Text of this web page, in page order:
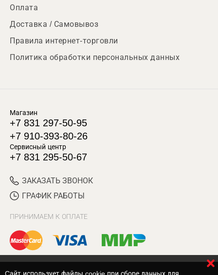
Оплата
Доставка / Самовывоз
Правила интернет-торговли
Политика обработки персональных данных
Магазин
+7 831 297-50-95
+7 910-393-80-26
Сервисный центр
+7 831 295-50-67
ЗАКАЗАТЬ ЗВОНОК
ГРАФИК РАБОТЫ
ПРИНИМАЕМ К ОПЛАТЕ